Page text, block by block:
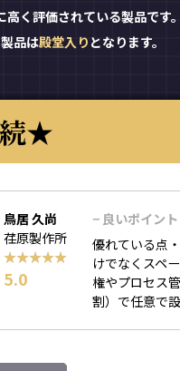
高く評価されている製品です
品は殿堂入り となります。
鳥居 久尚
荏原製作所
★★★★★
★★★★★
5.0
− 良いポイント
優れている点
けでなくスペ
権やプロセス
割）で任意で